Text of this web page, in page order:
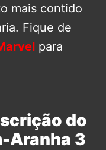
mais contido
Fique de
para
do
Aranha 3